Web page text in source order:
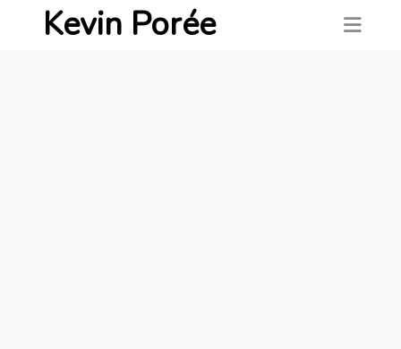
Kevin Porée